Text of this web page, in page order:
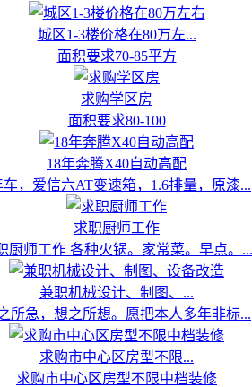
城区1-3楼价格在80万左...
面积要求70-85平方
求购学区房
面积要求80-100
18年奔腾X40自动高配
车，爱信六AT变速箱，1.6排量，原漆...
求职厨师工作
厨师工作 各种火锅。家常菜。早点。...
兼职机械设计、制图、...
所急，想之所想。愿把本人多年非标...
求购市中心区房型不限...
求购市中心区房型不限中档装修